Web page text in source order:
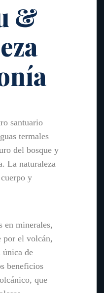
&
santuario
termales
del bosque y
La naturaleza
y
en minerales,
por el volcán,
única de
beneficios
que